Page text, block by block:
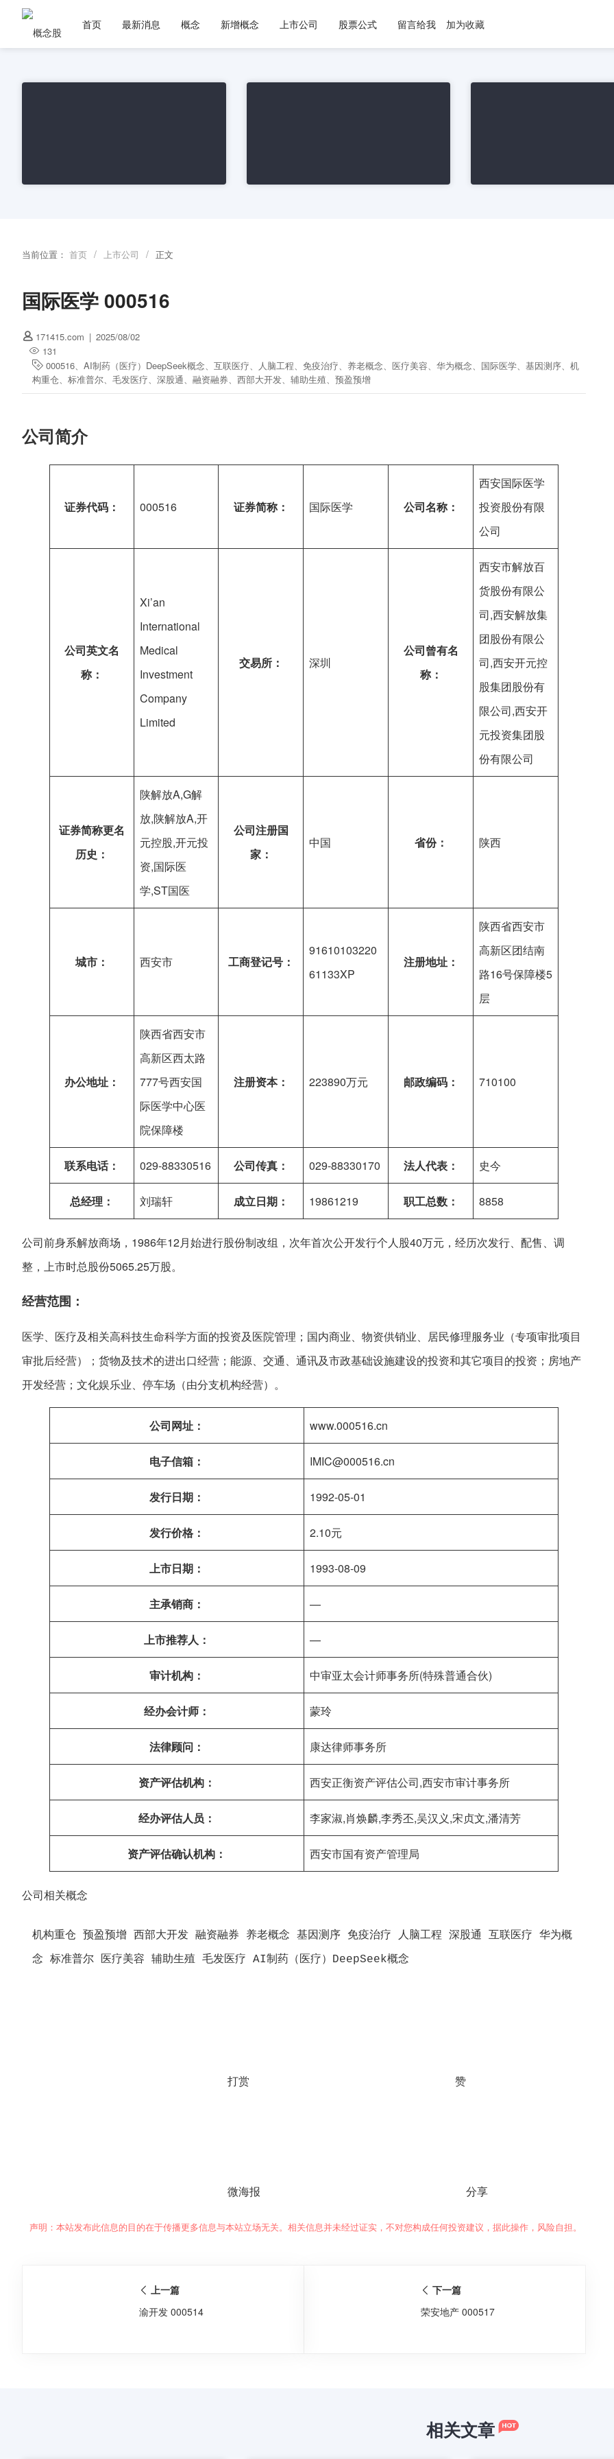
首页 最新消息 概念 新增概念 上市公司 股票公式 留言给我 加为收藏
当前位置： 首页 / 上市公司 / 正文
国际医学 000516
171415.com | 2025/08/02
131
000516
AI制药（医疗）DeepSeek概念 互联医疗 人脑工程 免疫治疗 养老概念 医疗美容 华为概念 国际医学 基因测序
机
构重仓
标准普尔 毛发医疗 深股通 融资融券 西部大开发 辅助生殖 预盈预增
公司简介
证券代码： 000516 证券简称： 国际医学 公司名称：
西安国际医学
投资股份有限
公司
公司英文名
称：
Xi’an
International
Medical
Investment
Company
Limited
交易所： 深圳
公司曾有名
称：
西安市解放百
货股份有限公
司,西安解放集
团股份有限公
司,西安开元控
股集团股份有
限公司,西安开
元投资集团股
份有限公司
证券简称更名
历史：
陕解放A,G解
放,陕解放A,开
元控股,开元投
资,国际医
学,ST国医
公司注册国
家：
中国 省份： 陕西
城市： 西安市 工商登记号：
91610103220
61133XP
注册地址：
陕西省西安市
高新区团结南
路16号保障楼5
层
办公地址：
陕西省西安市
高新区西太路
777号西安国
际医学中心医
院保障楼
注册资本： 223890万元 邮政编码： 710100
联系电话： 029-88330516 公司传真： 029-88330170 法人代表： 史今
总经理： 刘瑞轩 成立日期： 19861219 职工总数： 8858
公司前身系解放商场，1986年12月始进行股份制改组，次年首次公开发行个人股40万元，经历次发行、配售、调
整，上市时总股份5065.25万股。
经营范围：
医学、医疗及相关高科技生命科学方面的投资及医院管理；国内商业、物资供销业、居民修理服务业（专项审批项目
审批后经营）；货物及技术的进出口经营；能源、交通、通讯及市政基础设施建设的投资和其它项目的投资；房地产
开发经营；文化娱乐业、停车场（由分支机构经营）。
公司网址： www.000516.cn
电子信箱： IMIC@000516.cn
发行日期： 1992-05-01
发行价格： 2.10元
上市日期： 1993-08-09
主承销商： —
上市推荐人： —
审计机构： 中审亚太会计师事务所(特殊普通合伙)
经办会计师： 蒙玲
法律顾问： 康达律师事务所
资产评估机构： 西安正衡资产评估公司,西安市审计事务所
经办评估人员： 李家淑,肖焕麟,李秀丕,吴汉义,宋贞文,潘清芳
资产评估确认机构： 西安市国有资产管理局
公司相关概念
机构重仓 预盈预增 西部大开发 融资融券 养老概念 基因测序 免疫治疗 人脑工程 深股通 互联医疗 华为概
念 标准普尔 医疗美容 辅助生殖 毛发医疗 AI制药（医疗）DeepSeek概念
打赏 赞
微海报 分享
声明：本站发布此信息的目的在于传播更多信息与本站立场无关。相关信息并未经过证实，不对您构成任何投资建议，据此操作，风险自担。
上一篇
渝开发 000514
下一篇
荣安地产 000517
相关文章